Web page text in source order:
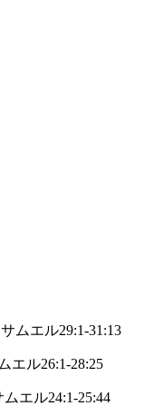
ムエル29:1-31:13
エル26:1-28:25
エル24:1-25:44